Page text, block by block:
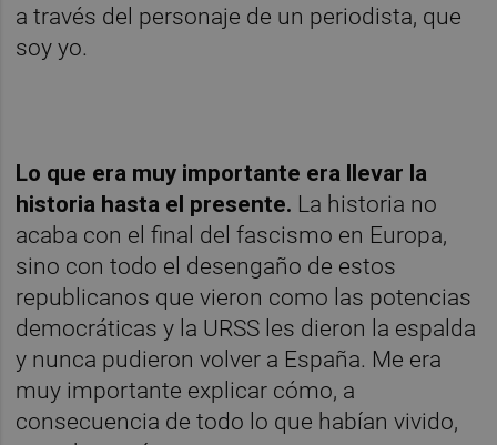
a través del personaje de un periodista, que
soy yo.
Lo que era muy importante era llevar la
historia hasta el presente. La historia no
acaba con el final del fascismo en Europa,
sino con todo el desengaño de estos
republicanos que vieron como las potencias
democráticas y la URSS les dieron la espalda
y nunca pudieron volver a España. Me era
muy importante explicar cómo, a
consecuencia de todo lo que habían vivido,